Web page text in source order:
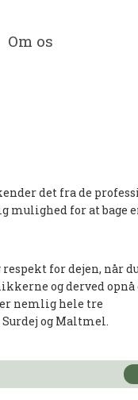
Om os
det fra de
mulighed for at bage
for dejen, når
og derved opnå
nemlig hele tre
og Maltmel.